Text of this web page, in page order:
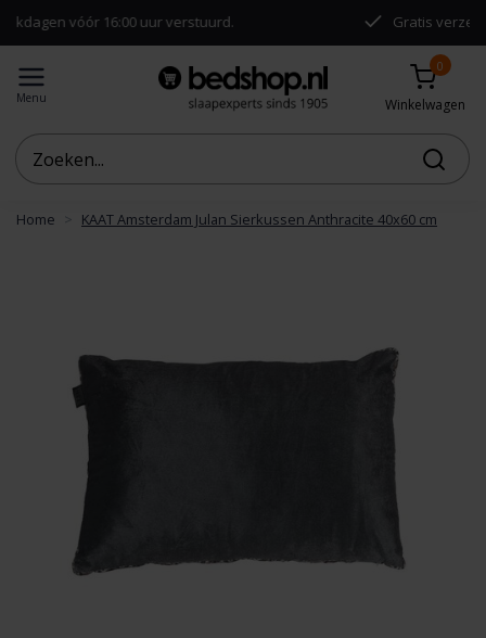
16:00 uur verstuurd. Gratis verzending
Menu
0
Winkelwagen
Home KAAT Amsterdam Julan Sierkussen Anthracite 40x60 cm